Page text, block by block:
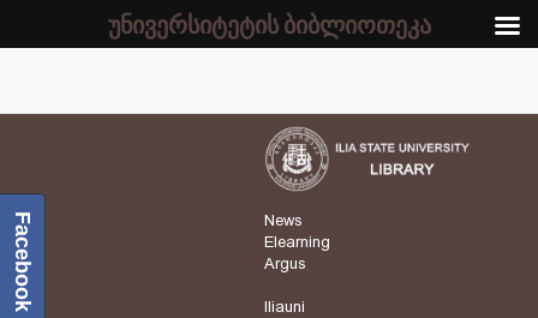
News
Elearning
Argus
Iliauni
Facebook
უნივერსიტეტის ბიბლიოთეკა